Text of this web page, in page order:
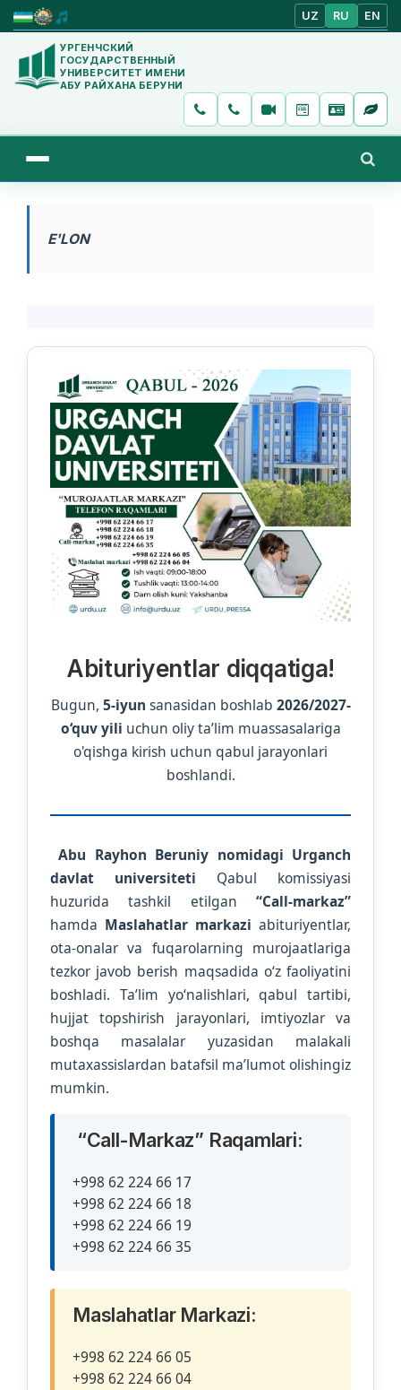
UZ RU EN
УРГЕНЧСКИЙ
ГОСУДАРСТВЕННЫЙ
УНИВЕРСИТЕТ ИМЕНИ
АБУ РАЙХАНА БЕРУНИ
E'LON
Abituriyentlar diqqatiga!
Bugun, 5-iyun sanasidan boshlab 2026/2027-
o‘quv yili uchun oliy ta’lim muassasalariga
o'qishga kirish uchun qabul jarayonlari
boshlandi.
Abu Rayhon Beruniy nomidagi Urganch
davlat universiteti Qabul komissiyasi
huzurida tashkil etilgan “Call-markaz”
hamda Maslahatlar markazi abituriyentlar,
ota-onalar va fuqarolarning murojaatlariga
tezkor javob berish maqsadida o‘z faoliyatini
boshladi. Ta’lim yo‘nalishlari, qabul tartibi,
hujjat topshirish jarayonlari, imtiyozlar va
boshqa masalalar yuzasidan malakali
mutaxassislardan batafsil ma’lumot olishingiz
mumkin.
“Call-Markaz” Raqamlari:
+998 62 224 66 17
+998 62 224 66 18
+998 62 224 66 19
+998 62 224 66 35
Maslahatlar Markazi:
+998 62 224 66 05
+998 62 224 66 04